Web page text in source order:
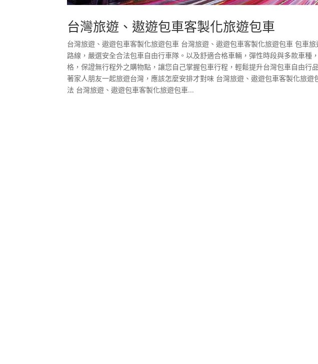
台灣旅遊、遨遊包車客製化旅遊包車
台灣旅遊、遨遊包車客製化旅遊包車 台灣旅遊、遨遊包車客製化旅遊包車 包車
路線，嚴選安全合法包車自由行車隊。以及舒適合格車輛，彈性時段與多款車種
格，保證無行程外之購物點，讓您自己掌握包車行程，輕鬆提升台灣包車自由
著家人朋友一起旅遊台灣，應該怎麼安排才對味 台灣旅遊、遨遊包車客製化旅
法 台灣旅遊、遨遊包車客製化旅遊包車...